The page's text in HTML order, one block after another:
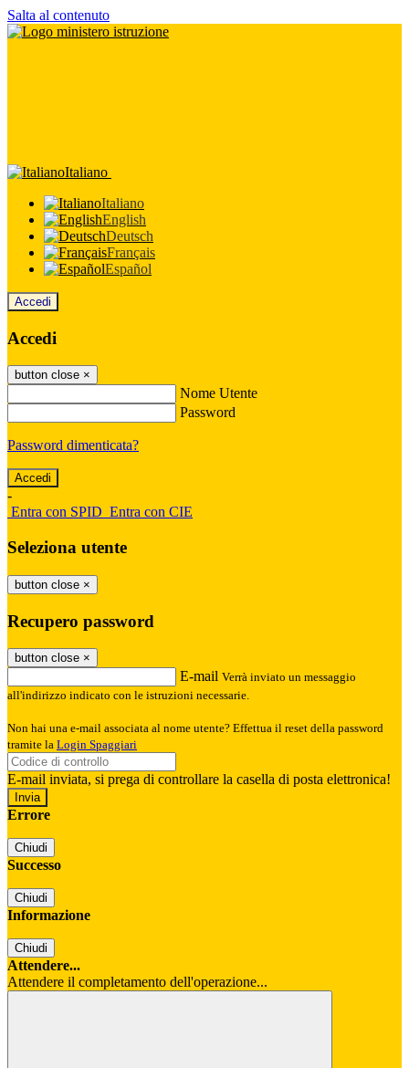
Salta al contenuto
Italiano
Italiano
English
Deutsch
Français
Español
Accedi
Accedi
button close ×
Nome Utente
Password
Password dimenticata?
-
Entra con SPID Entra con CIE
Seleziona utente
button close ×
Recupero password
button close ×
E-mail Verrà inviato un messaggio
all'indirizzo indicato con le istruzioni necessarie.
Non hai una e-mail associata al nome utente? Effettua il reset della password
tramite la Login Spaggiari
E-mail inviata, si prega di controllare la casella di posta elettronica!
Errore
Chiudi
Successo
Chiudi
Informazione
Chiudi
Attendere...
Attendere il completamento dell'operazione...